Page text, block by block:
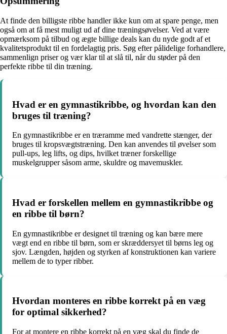
At finde den billigste ribbe handler ikke kun om at spare penge, men
også om at få mest muligt ud af dine træningsøvelser. Ved at være
opmærksom på tilbud og ægte billige deals kan du nyde godt af et
kvalitetsprodukt til en fordelagtig pris. Søg efter pålidelige forhandlere,
sammenlign priser og vær klar til at slå til, når du støder på den
perfekte ribbe til din træning.
Hvad er en gymnastikribbe, og hvordan kan den
bruges til træning?
En gymnastikribbe er en træramme med vandrette stænger, der
bruges til kropsvægtstræning. Den kan anvendes til øvelser som
pull-ups, leg lifts, og dips, hvilket træner forskellige
muskelgrupper såsom arme, skuldre og mavemuskler.
Hvad er forskellen mellem en gymnastikribbe og
en ribbe til børn?
En gymnastikribbe er designet til træning og kan bære mere
vægt end en ribbe til børn, som er skræddersyet til børns leg og
sjov. Længden, højden og styrken af konstruktionen kan variere
mellem de to typer ribber.
Hvordan monteres en ribbe korrekt på en væg
for optimal sikkerhed?
For at montere en ribbe korrekt på en væg skal du finde de